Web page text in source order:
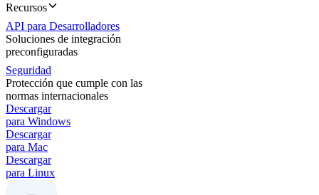
Recursos
API para Desarrolladores
Soluciones de integración
preconfiguradas
Seguridad
Protección que cumple con las
normas internacionales
Descargar
para Windows
Descargar
para Mac
Descargar
para Linux